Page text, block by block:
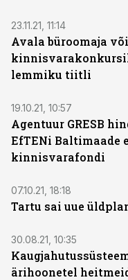
23.11.21, 11:14
Avala büroomaja
lemmiku tiitli
19.10.21, 10:57
Agentuur GRESB
EfTENi Baltimaade
kinnisvarafondi
07.10.21, 18:18
Tartu sai uue
30.08.21, 10:35
ärihoonetel